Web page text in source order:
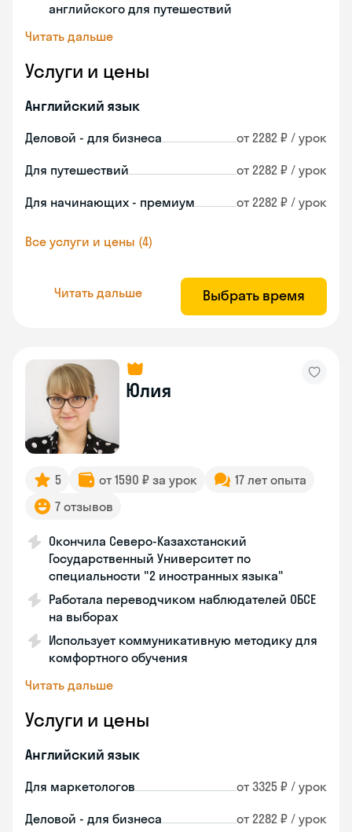
английского для путешествий
Читать дальше
Услуги и цены
Английский язык
Деловой - для бизнеса от 2282 ₽ / урок
Для путешествий от 2282 ₽ / урок
Для начинающих - премиум от 2282 ₽ / урок
Все услуги и цены (4)
Читать дальше Выбрать время
Юлия
5 от 1590 ₽ за урок
17 лет опыта
7 отзывов
Окончила Северо-Казахстанский
Государственный Университет по
специальности "2 иностранных языка"
Работала переводчиком наблюдателей ОБСЕ
на выборах
Использует коммуникативную методику для
комфортного обучения
Читать дальше
Услуги и цены
Английский язык
Для маркетологов от 3325 ₽ / урок
Деловой - для бизнеса от 2282 ₽ / урок